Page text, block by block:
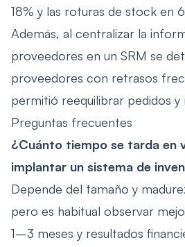
18% y las roturas de stock en
Además, al centralizar la
proveedores en un SRM se
proveedores con retrasos
permitió reequilibrar pedidos y
Preguntas frecuentes
¿Cuánto tiempo se tarda en
implantar un sistema de
Depende del tamaño y
pero es habitual observar
1–3 meses y resultados